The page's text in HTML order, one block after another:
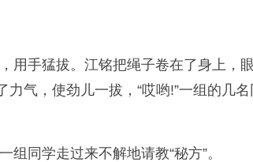
用手猛拔。江铭把绳子卷在了身上，
气，使劲儿一拔，“哎哟!”一组的几
同学走过来不解地请教“秘方”。